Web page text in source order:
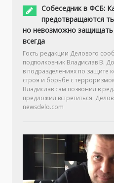
Собеседник в ФСБ:
предотвращаются
но невозможно защищать
всегда
Гость редакции Делового
подполковник Владислав В.
в подразделениях по защите
строя и борьбе с
Владислав сам позвонил в
предложил встретиться.
newsdelo.com